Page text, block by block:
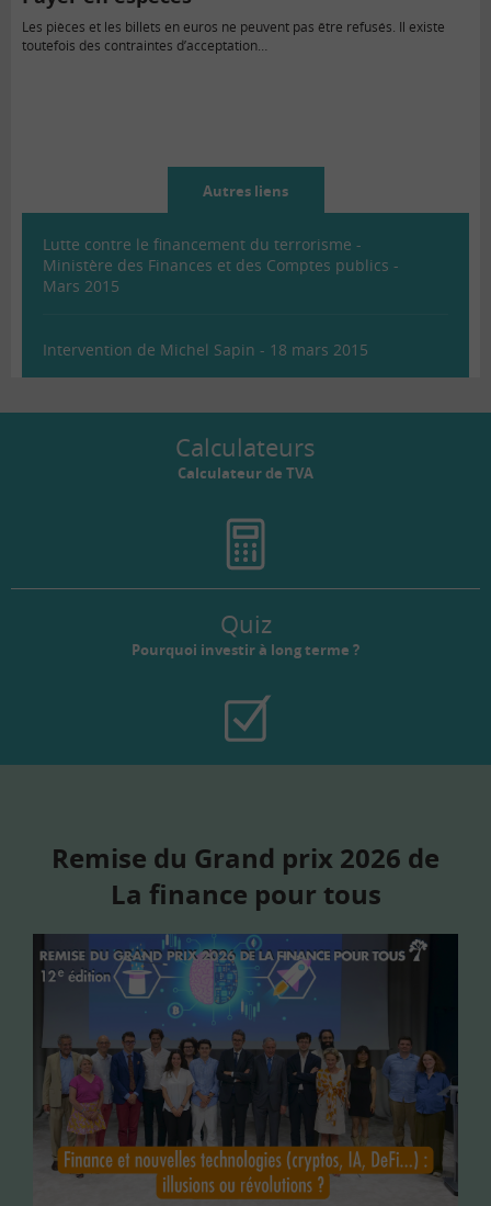
Les pièces et les billets en euros ne peuvent pas être refusés. Il existe
toutefois des contraintes d’acceptation…
Autres liens
Lutte contre le financement du terrorisme -
Ministère des Finances et des Comptes publics -
Mars 2015
Intervention de Michel Sapin - 18 mars 2015
Calculateurs
Calculateur de TVA
Quiz
Pourquoi investir à long terme ?
Remise du Grand prix 2026 de
La finance pour tous